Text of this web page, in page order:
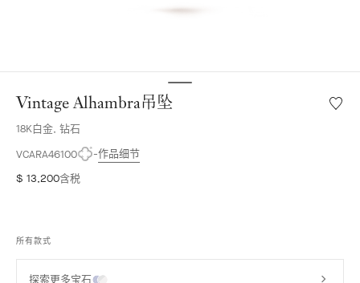
Vintage Alhambra吊坠
18K白金, 钻石
愿
VCARA46100
作品细节
$ 13,200含税
所有款式
探索更多宝石